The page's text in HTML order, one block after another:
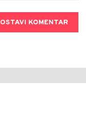
OSTAVI KOMENTAR